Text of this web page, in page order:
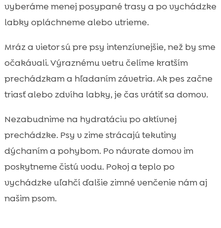
vyberáme menej posypané trasy a po vychádzke
labky opláchneme alebo utrieme.
Mráz a vietor sú pre psy intenzívnejšie, než by sme
očakávali. Výraznému vetru čelíme kratším
prechádzkam a hľadaním závetria. Ak pes začne
triasť alebo zdvíha labky, je čas vrátiť sa domov.
Nezabudnime na hydratáciu po aktívnej
prechádzke. Psy v zime strácajú tekutiny
dýchaním a pohybom. Po návrate domov im
poskytneme čistú vodu. Pokoj a teplo po
vychádzke uľahčí ďalšie zimné venčenie nám aj
našim psom.